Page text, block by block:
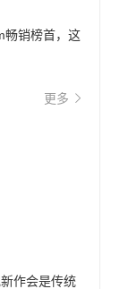
畅销榜首，这
更多
作会是传统